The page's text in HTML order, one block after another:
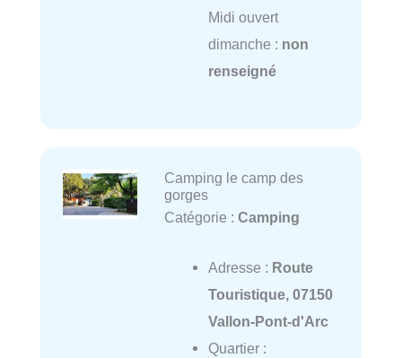
Midi ouvert
dimanche : non
renseigné
Camping le camp des
gorges
Catégorie : Camping
Adresse : Route
Touristique, 07150
Vallon-Pont-d'Arc
Quartier :